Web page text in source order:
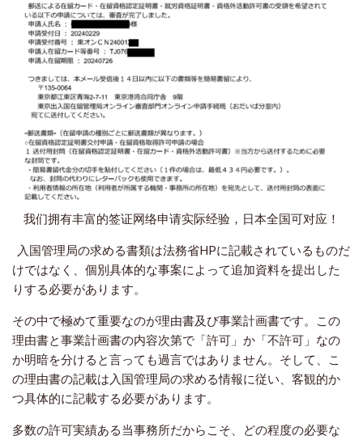
我们拥有丰富的签证网络申请实际经验，日本全国可对应！
入国管理局の求める書類は法務省HPに記載されているものだ
けではなく、個別具体的な事案によって追加資料を提出した
りする必要があります。
その中で極めて重要なのが理由書及び事業計画書です。この
理由書と事業計画書の内容次第で「許可」か「不許可」なの
か明暗を分けると言っても過言ではありません。そして、こ
の理由書の記載は入国管理局の求める情報に従い、客観的か
つ具体的に記載する必要があります。
多数の許可実績ある当事務所だからこそ、どの程度の必要な